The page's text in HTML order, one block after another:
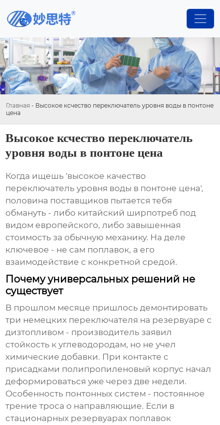
Главная - Высокое ксчество переключатель уровня воды в понтоне
цена
Высокое ксчество переключатель
уровня воды в понтоне цена
Когда ищешь 'высокое качество
переключатель уровня воды в понтоне цена',
половина поставщиков пытается тебя
обмануть - либо китайский ширпотреб под
видом европейского, либо завышенная
стоимость за обычную механику. На деле
ключевое - не сам поплавок, а его
взаимодействие с конкретной средой.
Почему универсальных решений не
существует
В прошлом месяце пришлось демонтировать
три немецких переключателя на резервуаре с
дизтопливом - производитель заявил
стойкость к углеводородам, но не учел
химические добавки. При контакте с
присадками полипропиленовый корпус начал
деформироваться уже через две недели.
Особенность понтонных систем - постоянное
трение троса о направляющие. Если в
стационарных резервуарах поплавок